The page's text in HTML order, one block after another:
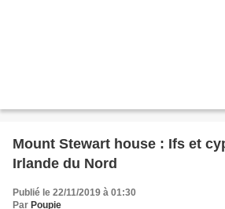
Mount Stewart house : Ifs et
Irlande du Nord
Publié le 22/11/2019 à 01:30
Par Poupie